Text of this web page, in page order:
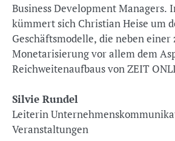
Business Development Managers.
kümmert sich Christian Heise um
Geschäftsmodelle, die neben
Monetarisierung vor allem dem
Reichweitenaufbaus von ZEIT
Silvie Rundel
Leiterin Unternehmenskommunikation und
Veranstaltungen